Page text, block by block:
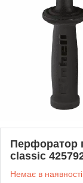
Перфоратор
classic
Немає в наявності